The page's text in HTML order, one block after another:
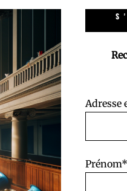
Adresse
Prénom*